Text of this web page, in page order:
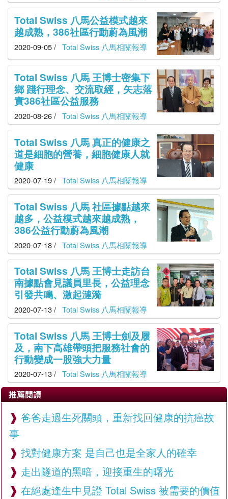
Total Swiss 八馬公益模式越來
越成熟，386社區行動蔚為風潮
2020-09-05 / Total Swiss 八馬相關報導
Total Swiss 八馬 王博士密集下
鄉 踐行理念、交流取經，矢志落
實386社區公益服務
2020-08-26 / Total Swiss 八馬相關報導
Total Swiss 八馬 真正的健康之
道是細胞的營養，細胞健康人就
健康
2020-07-19 / Total Swiss 八馬相關報導
Total Swiss 八馬 社區據點越來
越多，公益模式越來越成熟，
386公益行動蔚為風潮
2020-07-18 / Total Swiss 八馬相關報導
Total Swiss 八馬 王博士走訪台
南據點會見議員里長，公益理念
引發共鳴、激起漣漪
2020-07-13 / Total Swiss 八馬相關報導
Total Swiss 八馬 王博士劍及履
及，南下高雄帶頭把服務社會的
行動變成一股強大力量
2020-07-13 / Total Swiss 八馬相關報導
推薦閱讀
爸爸走過生死關頭，重新找回健康的抗癌故
事
找對健康方案 是自己也是全家人的確幸
走出隧道的黑暗，迎接重生的曙光
在絕處逢生中見證 Total Swiss 被需要的價值